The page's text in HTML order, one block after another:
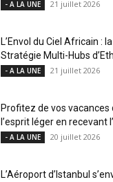
- A LA UNE 21 juillet 2026
L’Envol du Ciel Africain :
Stratégie Multi-Hubs
- A LA UNE 21 juillet 2026
Profitez de vos vacances
l’esprit léger en recevant
- A LA UNE 20 juillet 2026
L’Aéroport d’Istanbul